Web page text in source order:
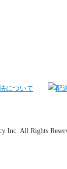
Inc. All Rights